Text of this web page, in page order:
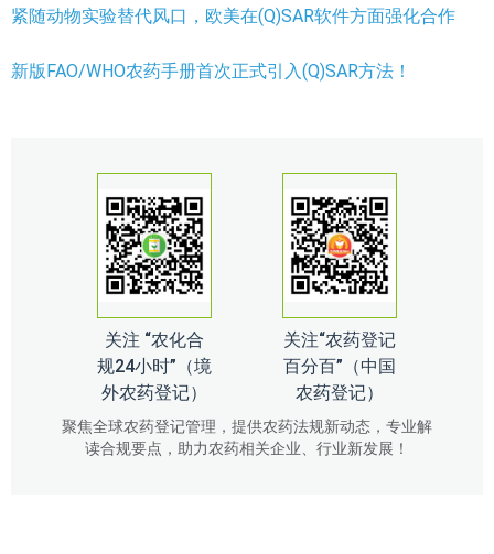
紧随动物实验替代风口，欧美在(Q)SAR软件方面强化合作
新版FAO/WHO农药手册首次正式引入(Q)SAR方法！
关注 “农化合
规24小时”（境
外农药登记）
关注“农药登记
百分百”（中国
农药登记）
聚焦全球农药登记管理，提供农药法规新动态，专业解
读合规要点，助力农药相关企业、行业新发展！